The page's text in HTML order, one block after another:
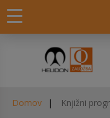
Domov Knjižni